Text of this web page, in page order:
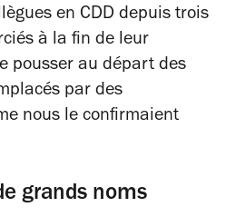
en CDD depuis trois
à la fin de leur
pousser au départ des
par des
nous le confirmaient
grands noms